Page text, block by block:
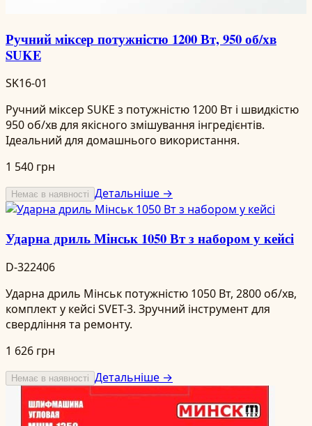
Ручний міксер потужністю 1200 Вт, 950 об/хв
SUKE
SK16-01
Ручний міксер SUKE з потужністю 1200 Вт і швидкістю
950 об/хв для якісного змішування інгредієнтів.
Ідеальний для домашнього використання.
1 540 грн
Немає в наявності Детальніше →
Ударна дриль Мінськ 1050 Вт з набором у кейсі
D-322406
Ударна дриль Мінськ потужністю 1050 Вт, 2800 об/хв,
комплект у кейсі SVET-3. Зручний інструмент для
свердління та ремонту.
1 626 грн
Немає в наявності Детальніше →